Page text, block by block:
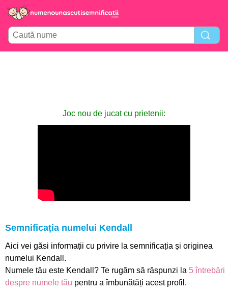
Joc nou de jucat cu prietenii:
Semnificația numelui Kendall
Aici vei găsi informații cu privire la semnificația și originea
numelui Kendall.
Numele tău este Kendall? Te rugăm să răspunzi la 5 întrebări
despre numele tău pentru a îmbunătăți acest profil.